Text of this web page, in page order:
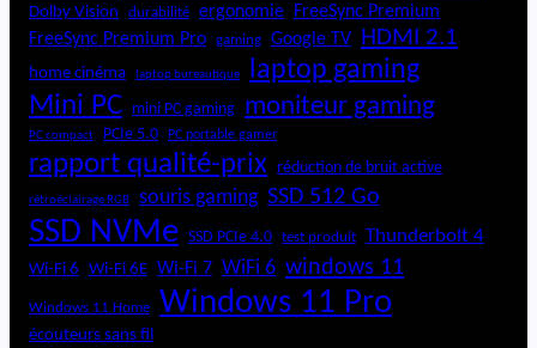
Dolby Vision durabilité ergonomie
FreeSync Premium
FreeSync Premium Pro
gaming Google TV HDMI 2.1
home cinéma laptop bureautique laptop gaming
Mini PC mini PC gaming moniteur gaming
PC compact PCIe 5.0 PC portable gamer
rapport qualité-prix réduction de bruit active
rétroéclairage RGB souris gaming SSD 512 Go
SSD NVMe SSD PCIe 4.0 test produit Thunderbolt 4
Wi-Fi 6 Wi-Fi 6E Wi-Fi 7 WiFi 6 windows 11
Windows 11 Home Windows 11 Pro
écouteurs sans fil